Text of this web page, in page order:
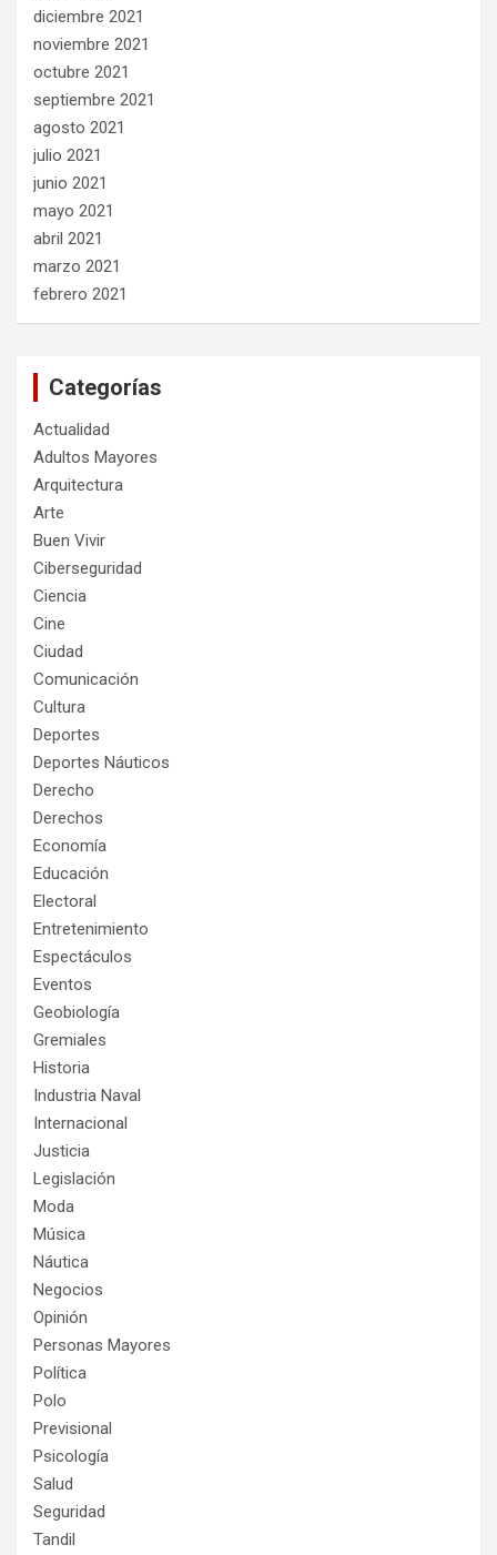
diciembre 2021
noviembre 2021
octubre 2021
septiembre 2021
agosto 2021
julio 2021
junio 2021
mayo 2021
abril 2021
marzo 2021
febrero 2021
Categorías
Actualidad
Adultos Mayores
Arquitectura
Arte
Buen Vivir
Ciberseguridad
Ciencia
Cine
Ciudad
Comunicación
Cultura
Deportes
Deportes Náuticos
Derecho
Derechos
Economía
Educación
Electoral
Entretenimiento
Espectáculos
Eventos
Geobiología
Gremiales
Historia
Industria Naval
Internacional
Justicia
Legislación
Moda
Música
Náutica
Negocios
Opinión
Personas Mayores
Política
Polo
Previsional
Psicología
Salud
Seguridad
Tandil